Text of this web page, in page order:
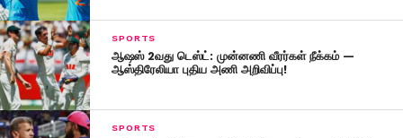
SPORTS
ஆஷஸ் 2வது டெஸ்ட்: முன்னணி வீரர்கள் நீக்கம் —
ஆஸ்திரேலியா புதிய அணி அறிவிப்பு!
SPORTS